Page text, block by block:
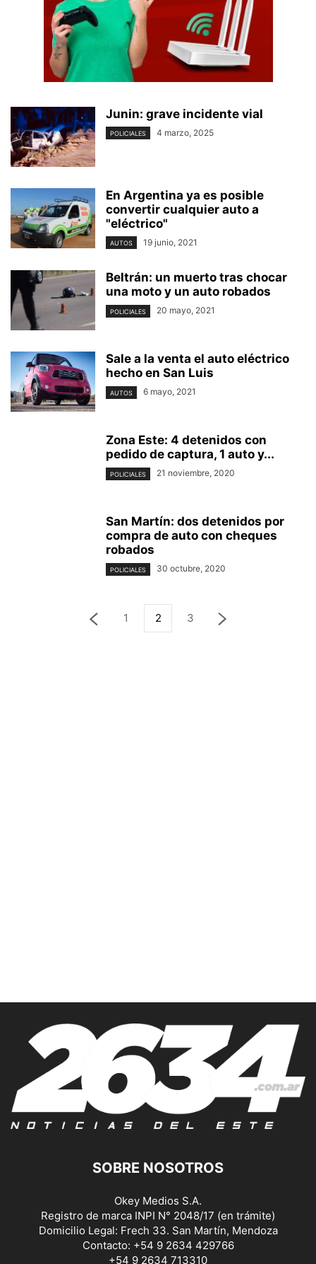
Junin: grave incidente vial
POLICIALES 4 marzo, 2025
En Argentina ya es posible
convertir cualquier auto a
"eléctrico"
AUTOS 19 junio, 2021
Beltrán: un muerto tras chocar
una moto y un auto robados
POLICIALES 20 mayo, 2021
Sale a la venta el auto eléctrico
hecho en San Luis
AUTOS 6 mayo, 2021
Zona Este: 4 detenidos con
pedido de captura, 1 auto y...
POLICIALES 21 noviembre, 2020
San Martín: dos detenidos por
compra de auto con cheques
robados
POLICIALES 30 octubre, 2020
1 2 3
SOBRE NOSOTROS
Okey Medios S.A.
Registro de marca INPI N° 2048/17 (en trámite)
Domicilio Legal: Frech 33. San Martín, Mendoza
Contacto: +54 9 2634 429766
+54 9 2634 713310